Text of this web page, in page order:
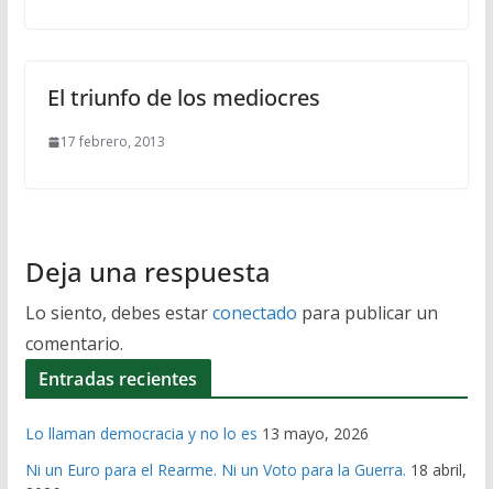
El triunfo de los mediocres
17 febrero, 2013
Deja una respuesta
Lo siento, debes estarconectado para publicar un
comentario.
Entradas recientes
Lo llaman democracia y no lo es 13 mayo, 2026
Ni un Euro para el Rearme. Ni un Voto para la Guerra. 18 abril,